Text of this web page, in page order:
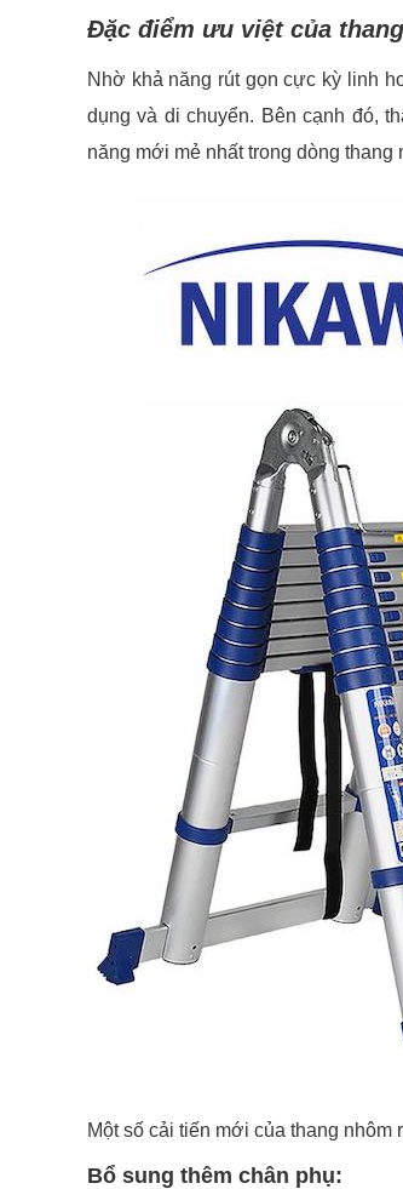
Đặc điểm ưu việt của
Nhờ khả năng rút gọn cực kỳ linh
dụng và di chuyển. Bên cạnh đó,
năng mới mẻ nhất trong dòng
Một số cải tiến mới của thang nhôm
Bổ sung thêm chân phụ: